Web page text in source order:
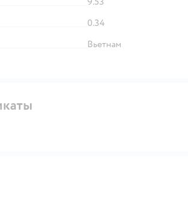
0.34
Вьетнам